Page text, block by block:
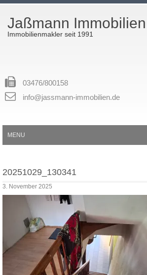
Jaßmann Immobilien
Immobilienmakler seit 1991
03476/800158
info@jassmann-immobilien.de
MENU
20251029_130341
3. November 2025